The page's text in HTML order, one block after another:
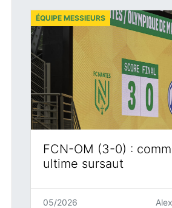
FCN-OM (3-0) :
ultime sursaut
ÉQUIPE MESSIEURS
05/2026